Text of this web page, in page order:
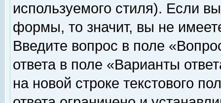
используемого стиля). Если
формы, то значит, вы не
Введите вопрос в поле
ответа в поле «Варианты
на новой строке текстового